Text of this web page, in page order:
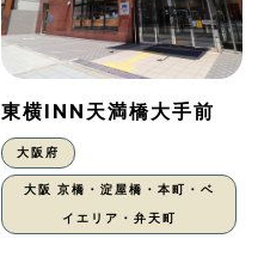
東横INN天満橋大手前
大阪府
大阪 京橋・淀屋橋・本町・ベ
イエリア・弁天町